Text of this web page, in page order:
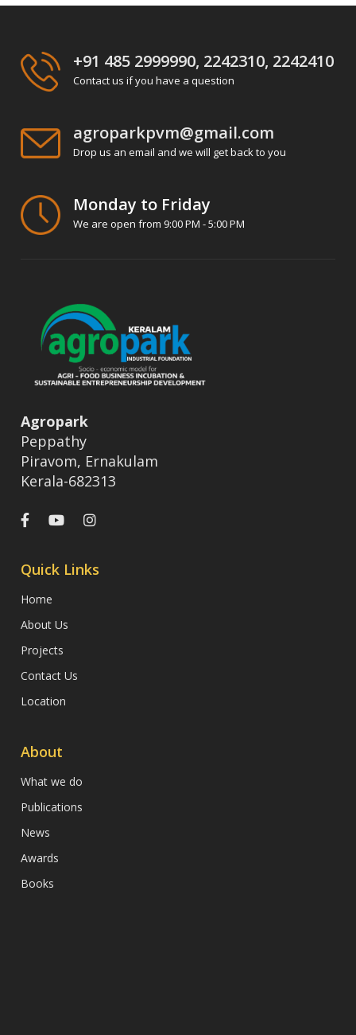
+91 485 2999990, 2242310, 2242410
Contact us if you have a question
agroparkpvm@gmail.com
Drop us an email and we will get back to you
Monday to Friday
We are open from 9:00 PM - 5:00 PM
Agropark
Peppathy
Piravom, Ernakulam
Kerala-682313
Quick Links
Home
About Us
Projects
Contact Us
Location
About
What we do
Publications
News
Awards
Books